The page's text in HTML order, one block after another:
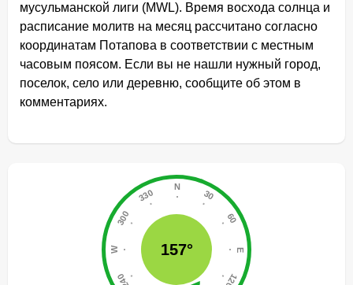
мусульманской лиги (MWL). Время восхода солнца и
расписание молитв на месяц рассчитано согласно
координатам Потапова в соответствии с местным
часовым поясом. Если вы не нашли нужный город,
поселок, село или деревню, сообщите об этом в
комментариях.
157°